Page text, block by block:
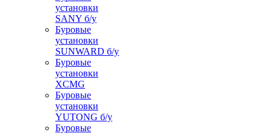
установки
SANY б/у
Буровые
установки
SUNWARD б/у
Буровые
установки
XCMG
Буровые
установки
YUTONG б/у
Буровые